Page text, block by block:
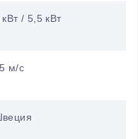
кВт / 5,5 кВт
м/с